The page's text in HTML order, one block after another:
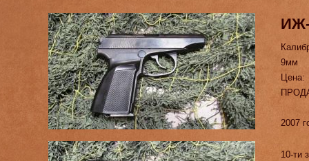
9мм
Цена:
2007
10-ти